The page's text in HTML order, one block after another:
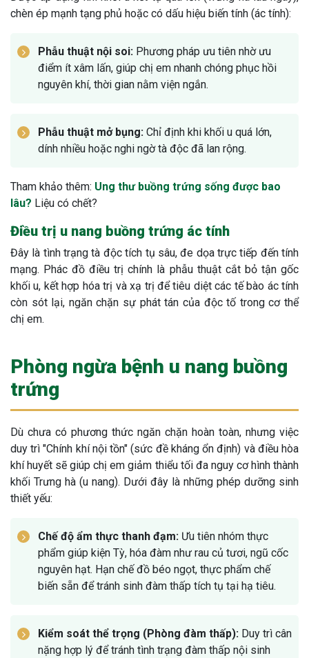
chèn ép mạnh tạng phủ hoặc có dấu hiệu biến tính (ác tính):
Phẫu thuật nội soi: Phương pháp ưu tiên nhờ ưu
điểm ít xâm lấn, giúp chị em nhanh chóng phục hồi
nguyên khí, thời gian nằm viện ngắn.
Phẫu thuật mở bụng: Chỉ định khi khối u quá lớn,
dính nhiều hoặc nghi ngờ tà độc đã lan rộng.
Tham khảo thêm: Ung thư buồng trứng sống được bao
lâu? Liệu có chết?
Điều trị u nang buồng trứng ác tính
Đây là tình trạng tà độc tích tụ sâu, đe dọa trực tiếp đến tính
mạng. Phác đồ điều trị chính là phẫu thuật cắt bỏ tận gốc
khối u, kết hợp hóa trị và xạ trị để tiêu diệt các tế bào ác tính
còn sót lại, ngăn chặn sự phát tán của độc tố trong cơ thể
chị em.
Phòng ngừa bệnh u nang buồng
trứng
Dù chưa có phương thức ngăn chặn hoàn toàn, nhưng việc
duy trì "Chính khí nội tồn" (sức đề kháng ổn định) và điều hòa
khí huyết sẽ giúp chị em giảm thiểu tối đa nguy cơ hình thành
khối Trưng hà (u nang). Dưới đây là những phép dưỡng sinh
thiết yếu:
Chế độ ẩm thực thanh đạm: Ưu tiên nhóm thực
phẩm giúp kiện Tỳ, hóa đàm như rau củ tươi, ngũ cốc
nguyên hạt. Hạn chế đồ béo ngọt, thực phẩm chế
biến sẵn để tránh sinh đàm thấp tích tụ tại hạ tiêu.
Kiểm soát thể trọng (Phòng đàm thấp): Duy trì cân
nặng hợp lý để tránh tình trạng đàm thấp nội sinh